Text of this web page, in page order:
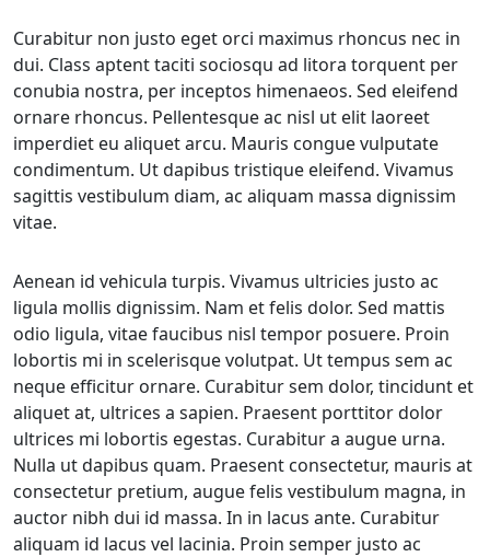
Curabitur non justo eget orci maximus rhoncus nec in
dui. Class aptent taciti sociosqu ad litora torquent per
conubia nostra, per inceptos himenaeos. Sed eleifend
ornare rhoncus. Pellentesque ac nisl ut elit laoreet
imperdiet eu aliquet arcu. Mauris congue vulputate
condimentum. Ut dapibus tristique eleifend. Vivamus
sagittis vestibulum diam, ac aliquam massa dignissim
vitae.
Aenean id vehicula turpis. Vivamus ultricies justo ac
ligula mollis dignissim. Nam et felis dolor. Sed mattis
odio ligula, vitae faucibus nisl tempor posuere. Proin
lobortis mi in scelerisque volutpat. Ut tempus sem ac
neque efficitur ornare. Curabitur sem dolor, tincidunt et
aliquet at, ultrices a sapien. Praesent porttitor dolor
ultrices mi lobortis egestas. Curabitur a augue urna.
Nulla ut dapibus quam. Praesent consectetur, mauris at
consectetur pretium, augue felis vestibulum magna, in
auctor nibh dui id massa. In in lacus ante. Curabitur
aliquam id lacus vel lacinia. Proin semper justo ac